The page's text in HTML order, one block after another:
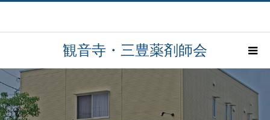
観音寺・三豊薬剤師会